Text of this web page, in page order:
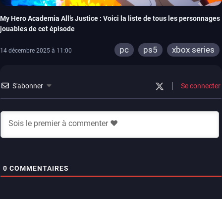
My Hero Academia All’s Justice : Voici la liste de tous les personnages
jouables de cet épisode
14 décembre 2025 à 11:00 pc ps5 xbox series
S'abonner Se connecter
0 COMMENTAIRES